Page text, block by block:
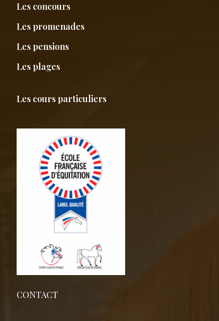
Les concours
Les promenades
Les pensions
Les plages
Les cours particuliers
CONTACT